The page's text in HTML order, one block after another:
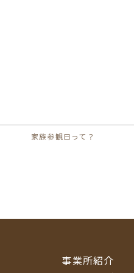
家族参観日って？
事業所紹介